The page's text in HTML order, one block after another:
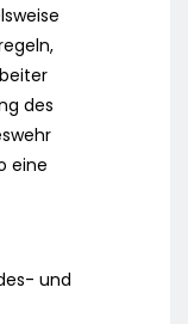
des
eine
und